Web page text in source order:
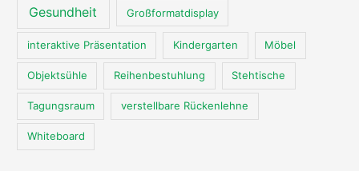
Gesundheit Großformatdisplay
interaktive Präsentation Kindergarten Möbel
Objektsühle Reihenbestuhlung Stehtische
Tagungsraum verstellbare Rückenlehne
Whiteboard